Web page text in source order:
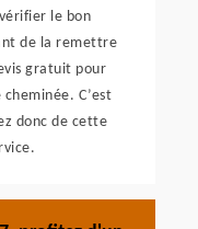
le bon
de la remettre
gratuit pour
C’est
donc de cette